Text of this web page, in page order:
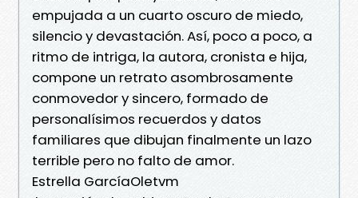
empujada a un cuarto oscuro de miedo,
silencio y devastación. Así, poco a poco, a
ritmo de intriga, la autora, cronista e hija,
compone un retrato asombrosamente
conmovedor y sincero, formado de
personalísimos recuerdos y datos
familiares que dibujan finalmente un lazo
terrible pero no falto de amor.
Estrella GarcíaOletvm